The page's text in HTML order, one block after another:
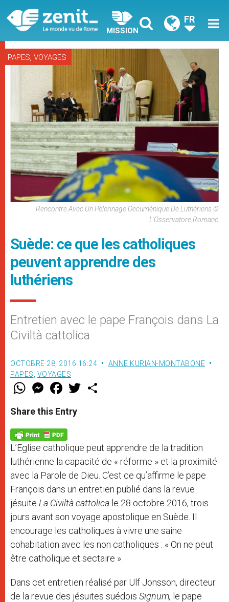
MISSION
FR
PAPES, VOYAGES
Rencontre Avec Un Pèlerinage Oecuménique De Luthériens ©
L'Osservatore Romano
Suède: ce que les catholiques
peuvent apprendre des
luthériens
Entretien avec le pape François dans La
Civiltà cattolica
OCTOBRE 28, 2016 16:24
ANNE KURIAN-MONTABONE
PAPES VOYAGES
W
t
s
p
p
M
e
s
e
g
e
r
F
a
e
b
o
k
w
Share this Entry
L’Eglise catholique peut apprendre de la tradition
luthérienne la capacité de « réforme » et la proximité
avec la Parole de Dieu. C’est ce qu’affirme le pape
François dans un entretien publié dans la revue
jésuite La Civiltà cattolica le 28 octobre 2016, trois
jours avant son voyage apostolique en Suède. Il
encourage les catholiques à vivre une saine
cohabitation avec les non catholiques : « On ne peut
être catholique et sectaire ».
Dans cet entretien réalisé par Ulf Jonsson, directeur
de la revue des jésuites suédois Signum, le pape